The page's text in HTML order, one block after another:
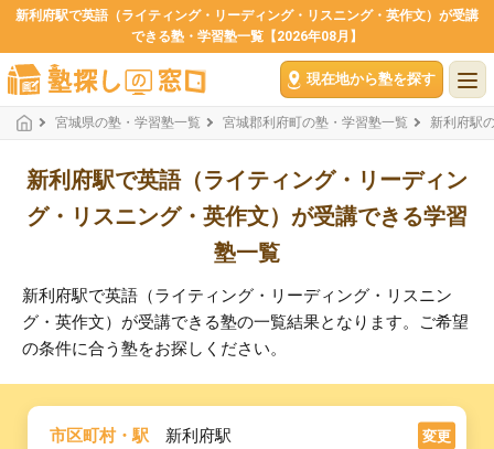
新利府駅で英語（ライティング・リーディング・リスニング・英作文）が受講
できる塾・学習塾一覧【2026年08月】
現在地から塾を探す
宮城県の塾・学習塾一覧 宮城郡利府町の塾・学習塾一覧 新利府駅
新利府駅で英語（ライティング・リーディン
グ・リスニング・英作文）が受講できる学習
塾一覧
新利府駅で英語（ライティング・リーディング・リスニン
グ・英作文）が受講できる塾の一覧結果となります。ご希望
の条件に合う塾をお探しください。
市区町村・駅 新利府駅 変更